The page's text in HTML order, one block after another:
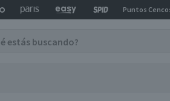
Puntos